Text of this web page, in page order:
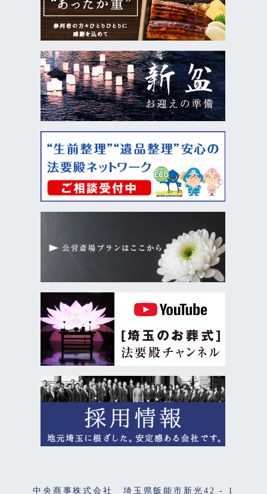
を丁寧にご説明いたします。無理な勧誘は一切
ありません。
Ｑ．亡くなった後、まず何をすればいいですか
Ａ．まずは法要殿へご連絡ください。専属担当
者がすぐにお迎えに伺い、必要な手続きや流れ
をすべてご案内いたします。深夜・早朝でも対
応しています。
Ａ．はい。24時間365日、首都圏全域の病院や
介護施設、ご自宅など迅速に対応しています。
ご連絡いただければ、専属担当者がすぐにお迎
えに伺います。
Ａ．法要殿では霊安室をご用意しており、ご自
宅に安置できない場合でも安心してお預けいた
だけます。面会も可能ですので、ご希望に合わ
せてご案内いたします。
Ｑ．宗教者の手配はできますか
Ａ．はい。僧侶・神職・キリスト教などご希望
の宗教形式に合わせて手配可能です。無宗教葬
にも対応しています。
Ｑ．料理や返礼品は手配できますか
Ａ．はい。法要殿では 料理・返礼品・供花・供
物など、葬儀に必要なすべての手配が可能で
す。ご予算に合わせて柔軟に対応いたします。
中央商事株式会社 埼玉県飯能市新光42 - 1